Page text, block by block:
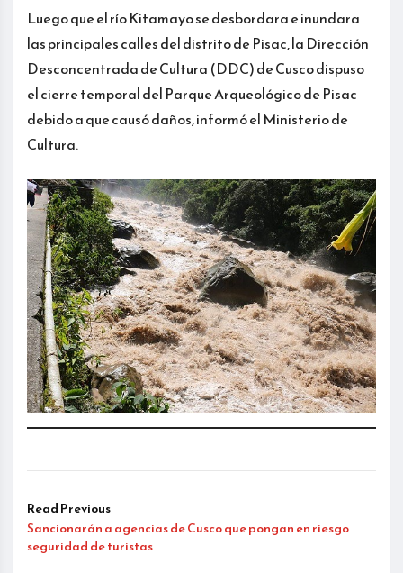
Luego que el río Kitamayo se desbordara e inundara
las principales calles del distrito de Pisac, la Dirección
Desconcentrada de Cultura (DDC) de Cusco dispuso
el cierre temporal del Parque Arqueológico de Pisac
debido a que causó daños, informó el Ministerio de
Cultura.
Read Previous
Sancionarán a agencias de Cusco que pongan en riesgo
seguridad de turistas